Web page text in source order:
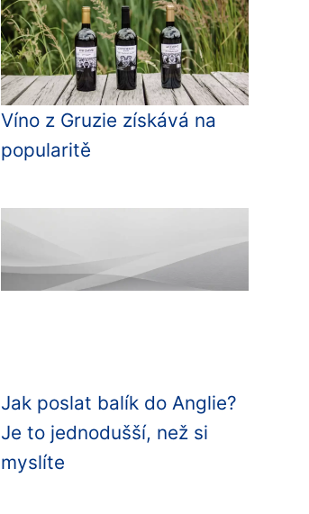
Víno z Gruzie získává na
popularitě
Jak poslat balík do Anglie?
Je to jednodušší, než si
myslíte